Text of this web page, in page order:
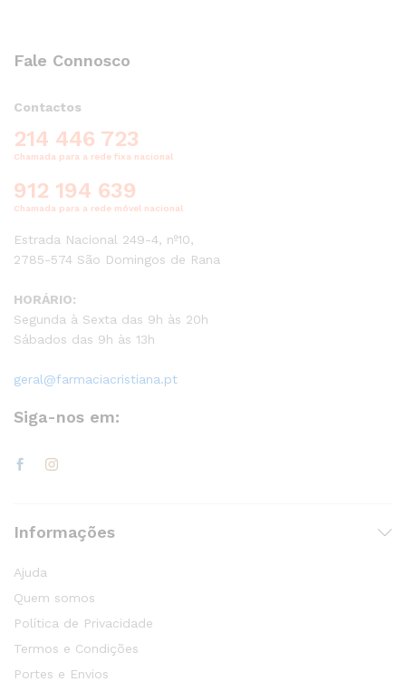
Fale Connosco
Contactos
214 446 723
Chamada para a rede fixa nacional
912 194 639
Chamada para a rede móvel nacional
Estrada Nacional 249-4, nº10,
2785-574 São Domingos de Rana
HORÁRIO:
Segunda à Sexta das 9h às 20h
Sábados das 9h às 13h
geral@farmaciacristiana.pt
Siga-nos em:
Informações
Ajuda
Quem somos
Política de Privacidade
Termos e Condições
Portes e Envios